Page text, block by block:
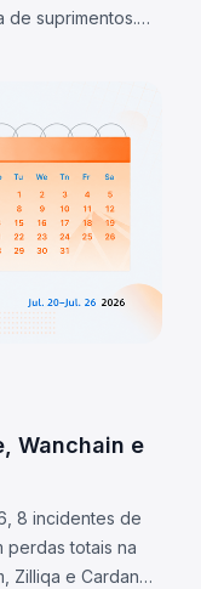
de suprimentos.
Wanchain e
8 incidentes de
perdas totais na
Zilliqa e Cardano.